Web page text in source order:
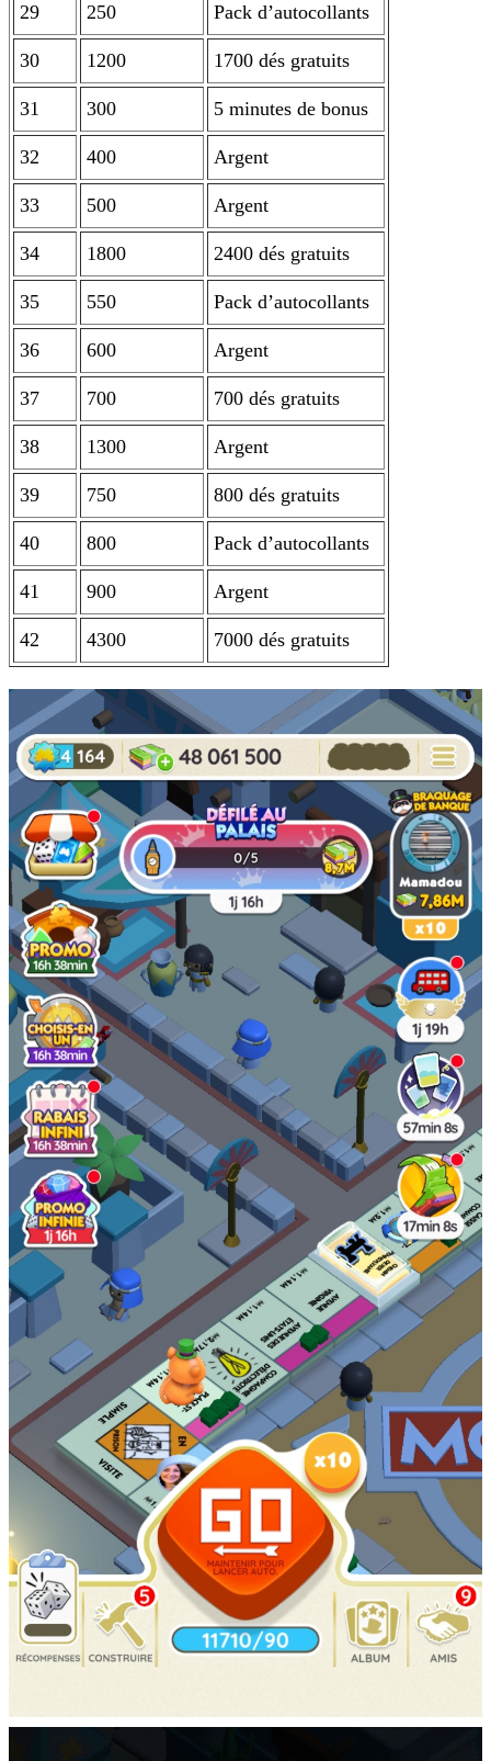
29 250 Pack d’autocollants
30 1200 1700 dés gratuits
31 300 5 minutes de bonus
32 400 Argent
33 500 Argent
34 1800 2400 dés gratuits
35 550 Pack d’autocollants
36 600 Argent
37 700 700 dés gratuits
38 1300 Argent
39 750 800 dés gratuits
40 800 Pack d’autocollants
41 900 Argent
42 4300 7000 dés gratuits